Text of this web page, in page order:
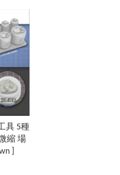
具 5種
縮 場
]